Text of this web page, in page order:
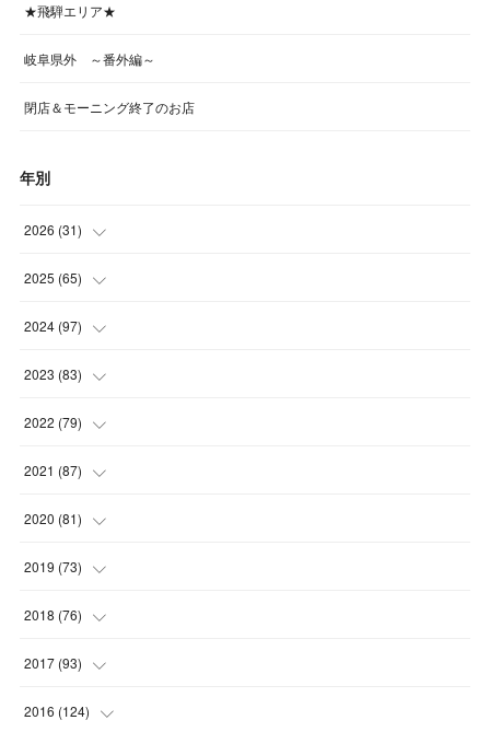
★飛騨エリア★
岐阜県外 ～番外編～
閉店＆モーニング終了のお店
年別
2026 (31)
(4
(4
(5
(4
2025 (65)
(5
(6
(6
(6
2024 (97)
(5
(7
(7
(8
2023 (83)
(6
(7
(7
(9
2022 (79)
(4
(8
(10
(7
2021 (87)
(12 )
(9
(11
(1
2020 (81)
(10 )
(11 )
(8
(7)
2019 (73)
(4
(6
(4)
2018 (76)
(9
(3)
2017 (93)
(7)
2016 (124)